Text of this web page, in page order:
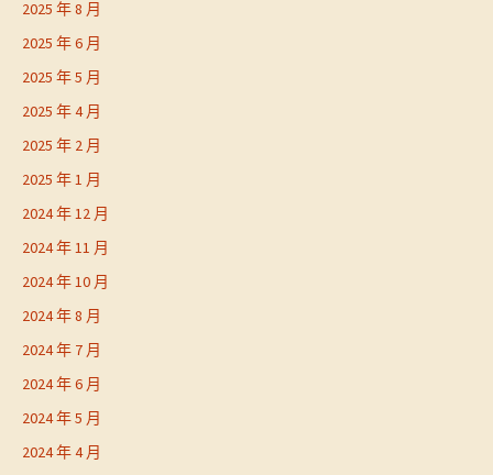
2025 年 8 月
2025 年 6 月
2025 年 5 月
2025 年 4 月
2025 年 2 月
2025 年 1 月
2024 年 12 月
2024 年 11 月
2024 年 10 月
2024 年 8 月
2024 年 7 月
2024 年 6 月
2024 年 5 月
2024 年 4 月